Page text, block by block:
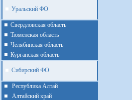
Уральский ФО
Cвердловская область
Тюменская область
Челябинская область
Курганская область
Сибирский ФО
Республика Алтай
Алтайcкий край